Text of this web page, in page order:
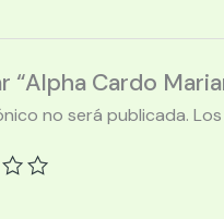
“Alpha Cardo
no será publicada.